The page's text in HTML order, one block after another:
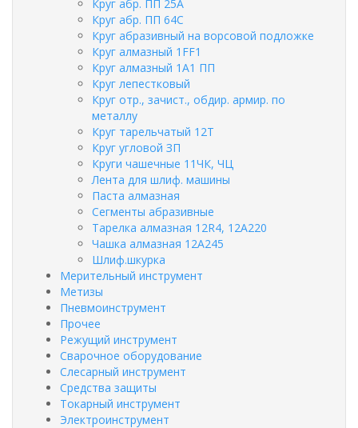
Круг абр. ПП 25А
Круг абр. ПП 64С
Круг абразивный на ворсовой подложке
Круг алмазный 1FF1
Круг алмазный 1А1 ПП
Круг лепестковый
Круг отр., зачист., обдир. армир. по
металлу
Круг тарельчатый 12Т
Круг угловой ЗП
Круги чашечные 11ЧК, ЧЦ
Лента для шлиф. машины
Паста алмазная
Сегменты абразивные
Тарелка алмазная 12R4, 12А220
Чашка алмазная 12А245
Шлиф.шкурка
Мерительный инструмент
Метизы
Пневмоинструмент
Прочее
Режущий инструмент
Сварочное оборудование
Слесарный инструмент
Средства защиты
Токарный инструмент
Электроинструмент